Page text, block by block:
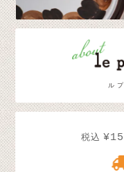
ル
税込